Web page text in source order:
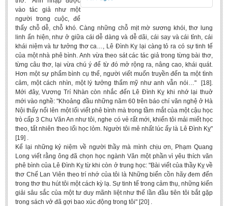
Undergraduate: Honor Degree
Postgraduate
LITERARY WRITINGS & TRANSLATING
RESEARCH
Sinology & Nom
Linguistics
Vietnamese Folk Culture
Literary Theory & Criticism
Vietnamese Literature
Foreign Literatures & Comparative Literature
Theater and Film
Culture - History - Philosophy
vào tác giả như một
người trong cuộc, để
thấy chỗ dễ, chỗ khó. Càng những chỗ mịt mờ sương khói, thơ lung
linh ẩn hiện, như ở giữa cái dễ dàng và dễ dãi, cái say và cái tỉnh, cái
khái niệm và tư tưởng thơ ca…, Lê Đình Kỵ lại càng tỏ ra có sự tinh tế
của một nhà phê bình. Anh vừa theo sát các tác giả trong từng bài thơ,
từng câu thơ, lại vừa chú ý để từ đó mở rộng ra, nâng cao, khái quát.
Hơn một sự phẩm bình cụ thể, người viết muốn truyền đến ta một tình
cảm, một cách nhìn, một lý tưởng thẩm mỹ như anh vẫn nói…" [18].
Mới đây, Vương Trí Nhàn còn nhắc đến Lê Đình Kỵ khi nhớ lại thuở
mới vào nghề: "Khoảng đầu những năm 60 trên báo chí văn nghệ ở Hà
Nội thấy nổi lên một lối viết phê bình mà trong tầm mắt của một cậu học
trò cấp 3 Chu Văn An như tôi, nghe có vẻ rất mới, khiến tôi mải miết học
theo, tất nhiên theo lối học lỏm. Người tôi mê nhất lúc ấy là Lê Đình Kỵ"
[19] .
Kể lại những kỷ niệm về người thầy mà mình chịu ơn, Phạm Quang
Long viết rằng ông đã chọn học ngành Văn một phần vì yêu thích văn
phê bình của Lê Đình Kỵ từ khi còn ở trung học: "Bài viết của thầy Kỵ về
thơ Chế Lan Viên theo trí nhớ của tôi là Những biển cồn hãy đem đến
trong thơ thu hút tôi một cách kỳ lạ. Sự tinh tế trong cảm thụ, những kiến
giải sâu sắc của một tư duy mãnh liệt như thế lần đầu tiên tôi bắt gặp
trong sách vở đã gợi bao xúc động trong tôi" [20] .